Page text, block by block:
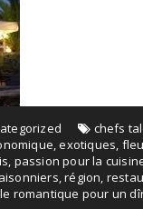
chefs
,exotiques,
, passion pour la
,région,
romantique pour un